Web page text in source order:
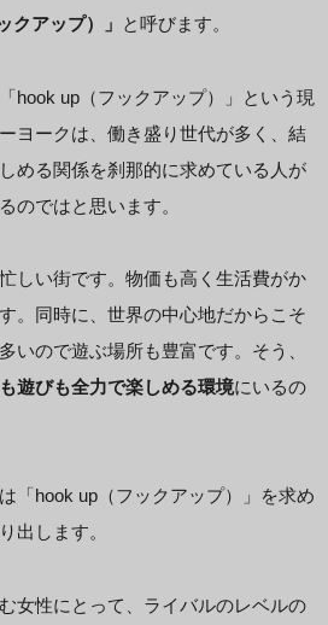
アップ）」 と呼びます。
hook up（フックアップ）」という現
ヨークは、働き盛り世代が多く、結
める関係を刹那的に求めている人が
のではと思います。
しい街です。物価も高く生活費がか
。同時に、世界の中心地だからこそ
いので遊ぶ場所も豊富です。そう、
遊びも全力で楽しめる環境にいるの
「hook up（フックアップ）」を求め
出します。
女性にとって、ライバルのレベルの